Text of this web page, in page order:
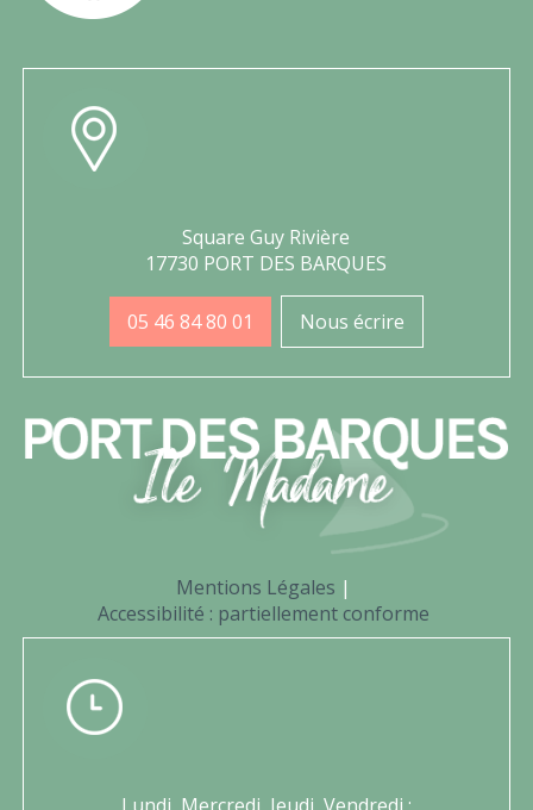
Square Guy Rivière
17730 PORT DES BARQUES
05 46 84 80 01 Nous écrire
Mentions Légales
Accessibilité : partiellement conforme